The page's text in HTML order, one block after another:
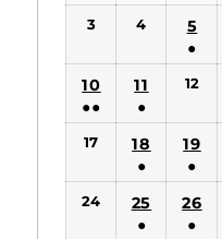
3 4
5
●
(1
の
イ
ベ
ン
ト)
10
●●
(2
の
イ
11
●
(1
件
の
イ
ベ
12
17
18
●
(1
件
19
●
(1
件
24
25
●
26
●